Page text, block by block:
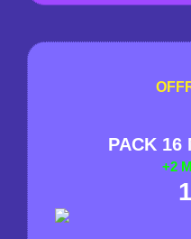
PACK 16
+2